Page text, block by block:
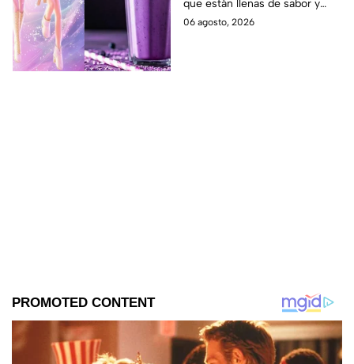
este regreso a clases
2026; son saludables y
que están llenas de sabor y
frescura.
06 agosto, 2026